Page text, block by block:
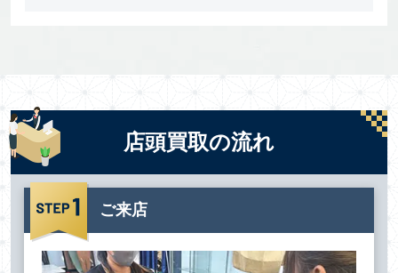
店頭買取の流れ
ご来店